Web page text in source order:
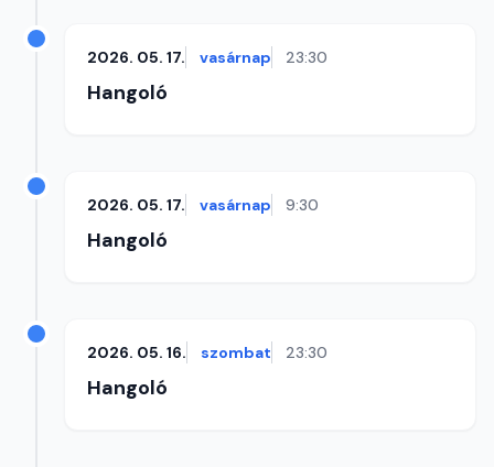
2026. 05. 17. vasárnap 23:30
Hangoló
2026. 05. 17. vasárnap 9:30
Hangoló
2026. 05. 16. szombat 23:30
Hangoló